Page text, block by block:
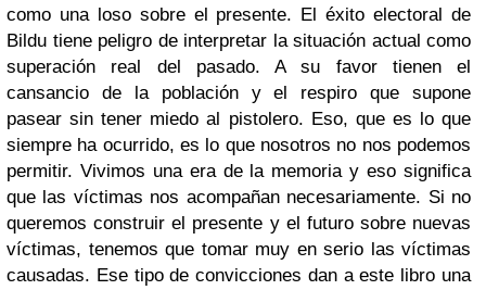
como una loso sobre el presente. El éxito electoral de
Bildu tiene peligro de interpretar la situación actual como
superación real del pasado. A su favor tienen el
cansancio de la población y el respiro que supone
pasear sin tener miedo al pistolero. Eso, que es lo que
siempre ha ocurrido, es lo que nosotros no nos podemos
permitir. Vivimos una era de la memoria y eso significa
que las víctimas nos acompañan necesariamente. Si no
queremos construir el presente y el futuro sobre nuevas
víctimas, tenemos que tomar muy en serio las víctimas
causadas. Ese tipo de convicciones dan a este libro una